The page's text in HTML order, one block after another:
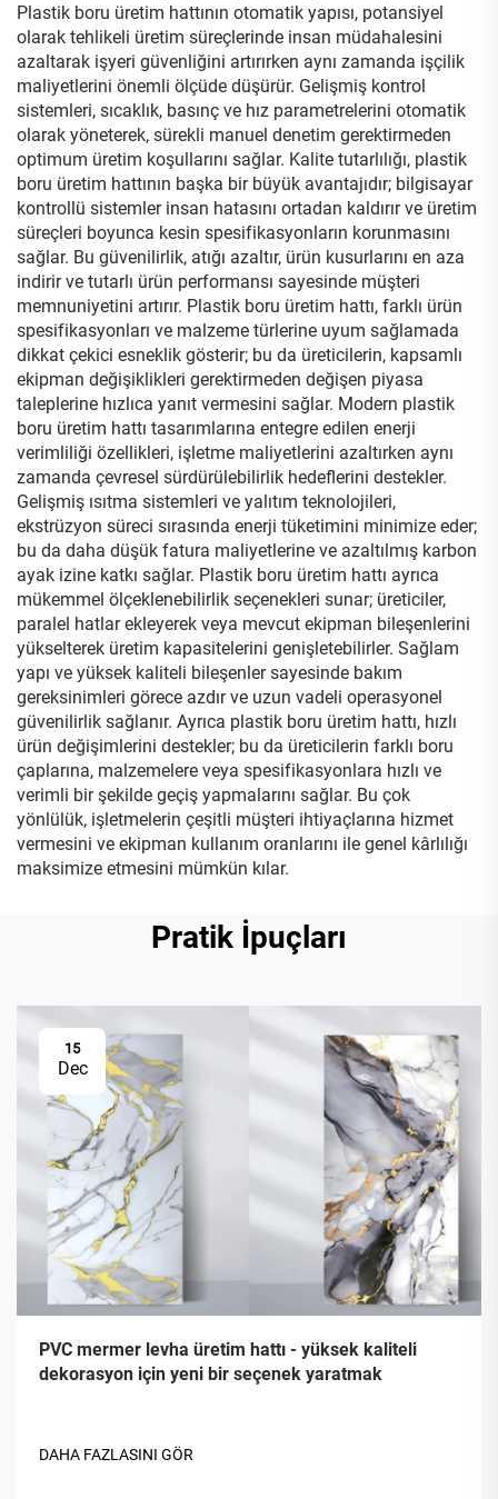
Plastik boru üretim hattının otomatik yapısı, potansiyel
olarak tehlikeli üretim süreçlerinde insan müdahalesini
azaltarak işyeri güvenliğini artırırken aynı zamanda işçilik
maliyetlerini önemli ölçüde düşürür. Gelişmiş kontrol
sistemleri, sıcaklık, basınç ve hız parametrelerini otomatik
olarak yöneterek, sürekli manuel denetim gerektirmeden
optimum üretim koşullarını sağlar. Kalite tutarlılığı, plastik
boru üretim hattının başka bir büyük avantajıdır; bilgisayar
kontrollü sistemler insan hatasını ortadan kaldırır ve üretim
süreçleri boyunca kesin spesifikasyonların korunmasını
sağlar. Bu güvenilirlik, atığı azaltır, ürün kusurlarını en aza
indirir ve tutarlı ürün performansı sayesinde müşteri
memnuniyetini artırır. Plastik boru üretim hattı, farklı ürün
spesifikasyonları ve malzeme türlerine uyum sağlamada
dikkat çekici esneklik gösterir; bu da üreticilerin, kapsamlı
ekipman değişiklikleri gerektirmeden değişen piyasa
taleplerine hızlıca yanıt vermesini sağlar. Modern plastik
boru üretim hattı tasarımlarına entegre edilen enerji
verimliliği özellikleri, işletme maliyetlerini azaltırken aynı
zamanda çevresel sürdürülebilirlik hedeflerini destekler.
Gelişmiş ısıtma sistemleri ve yalıtım teknolojileri,
ekstrüzyon süreci sırasında enerji tüketimini minimize eder;
bu da daha düşük fatura maliyetlerine ve azaltılmış karbon
ayak izine katkı sağlar. Plastik boru üretim hattı ayrıca
mükemmel ölçeklenebilirlik seçenekleri sunar; üreticiler,
paralel hatlar ekleyerek veya mevcut ekipman bileşenlerini
yükselterek üretim kapasitelerini genişletebilirler. Sağlam
yapı ve yüksek kaliteli bileşenler sayesinde bakım
gereksinimleri görece azdır ve uzun vadeli operasyonel
güvenilirlik sağlanır. Ayrıca plastik boru üretim hattı, hızlı
ürün değişimlerini destekler; bu da üreticilerin farklı boru
çaplarına, malzemelere veya spesifikasyonlara hızlı ve
verimli bir şekilde geçiş yapmalarını sağlar. Bu çok
yönlülük, işletmelerin çeşitli müşteri ihtiyaçlarına hizmet
vermesini ve ekipman kullanım oranlarını ile genel kârlılığı
maksimize etmesini mümkün kılar.
Pratik İpuçları
15
Dec
PVC mermer levha üretim hattı - yüksek kaliteli
dekorasyon için yeni bir seçenek yaratmak
DAHA FAZLASINI GÖR